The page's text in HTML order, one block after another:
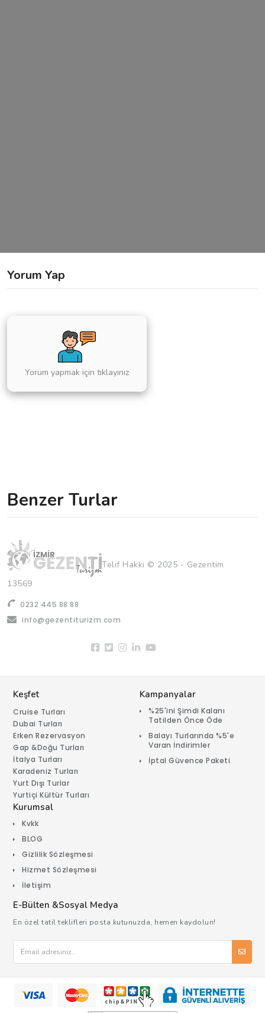
Yorum Yap
Yorum yapmak için tıklayınız
Benzer Turlar
Telif Hakkı © 2025 - Gezentim
13569
0232 445 88 88
info@gezentiturizm.com
Keşfet
Cruise Turları
Dubai Turları
Erken Rezervasyon
Gap &Doğu Turları
İtalya Turları
Karadeniz Turları
Yurt Dışı Turlar
Yurtiçi Kültür Turları
Kampanyalar
%25'ini Şimdi Kalanı
Tatilden Önce Öde
Balayı Turlarında %5'e
Varan İndirimler
İptal Güvence Paketi
Kurumsal
Kvkk
BLOG
Gizlilik Sözleşmesi
Hizmet Sözleşmesi
İletişim
E-Bülten &Sosyal Medya
En özel tatil teklifleri posta kutunuzda, hemen kaydolun!